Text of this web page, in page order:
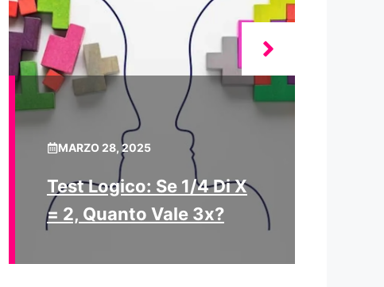
MARZO 28, 2025
Test Logico: Se 1/4 Di X
= 2, Quanto Vale 3x?